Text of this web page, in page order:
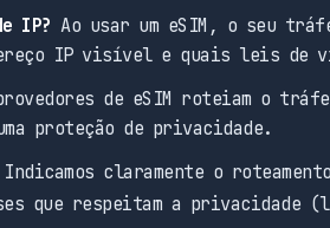
IP? Ao usar um eSIM, o seu
IP visível e quais leis de
de eSIM roteiam o
proteção de privacidade.
Indicamos claramente o
que respeitam a privacidade